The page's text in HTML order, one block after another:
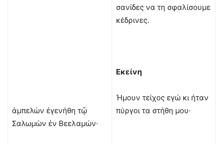
ἀμπελὼν ἐγενήθη τῷ
Σαλωμὼν ἐν Βεελαμών·
σανίδες να τη σφαλίσουμε
κέδρινες.
Εκείνη
Ήμουν τείχος εγώ κι ήταν
πύργοι τα στήθη μου·